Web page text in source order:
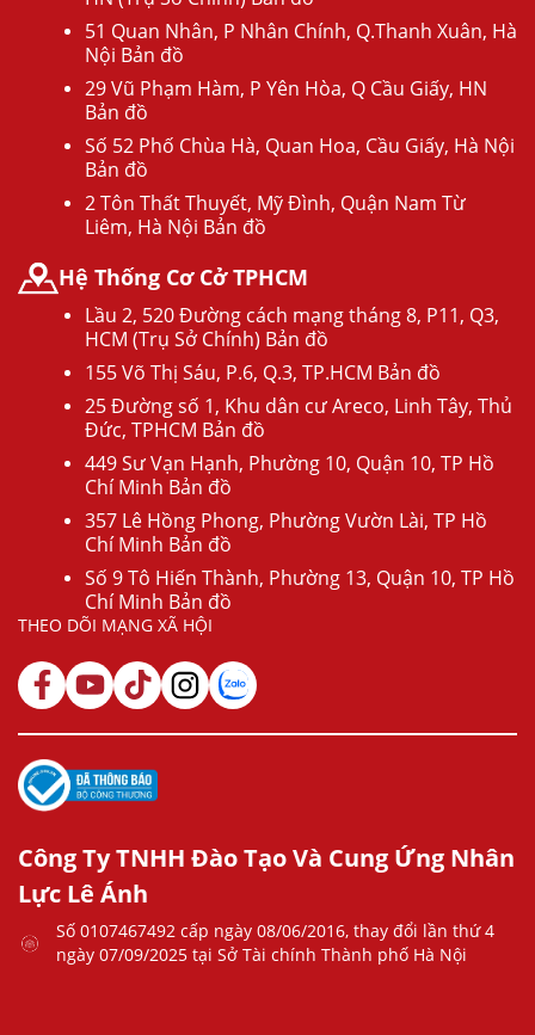
51 Quan Nhân, P Nhân Chính, Q.Thanh Xuân, Hà
Nội Bản đồ
29 Vũ Phạm Hàm, P Yên Hòa, Q Cầu Giấy, HN
Bản đồ
Số 52 Phố Chùa Hà, Quan Hoa, Cầu Giấy, Hà Nội
Bản đồ
2 Tôn Thất Thuyết, Mỹ Đình, Quận Nam Từ
Liêm, Hà Nội Bản đồ
Hệ Thống Cơ Cở TPHCM
Lầu 2, 520 Đường cách mạng tháng 8, P11, Q3,
HCM (Trụ Sở Chính) Bản đồ
155 Võ Thị Sáu, P.6, Q.3, TP.HCM Bản đồ
25 Đường số 1, Khu dân cư Areco, Linh Tây, Thủ
Đức, TPHCM Bản đồ
449 Sư Vạn Hạnh, Phường 10, Quận 10, TP Hồ
Chí Minh Bản đồ
357 Lê Hồng Phong, Phường Vườn Lài, TP Hồ
Chí Minh Bản đồ
Số 9 Tô Hiến Thành, Phường 13, Quận 10, TP Hồ
Chí Minh Bản đồ
THEO DÕI MẠNG XÃ HỘI
Công Ty TNHH Đào Tạo Và Cung Ứng Nhân
Lực Lê Ánh
Số 0107467492 cấp ngày 08/06/2016, thay đổi lần thứ 4
ngày 07/09/2025 tại Sở Tài chính Thành phố Hà Nội